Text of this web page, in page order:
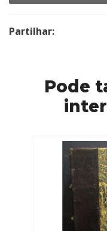
Partilhar:
Pode